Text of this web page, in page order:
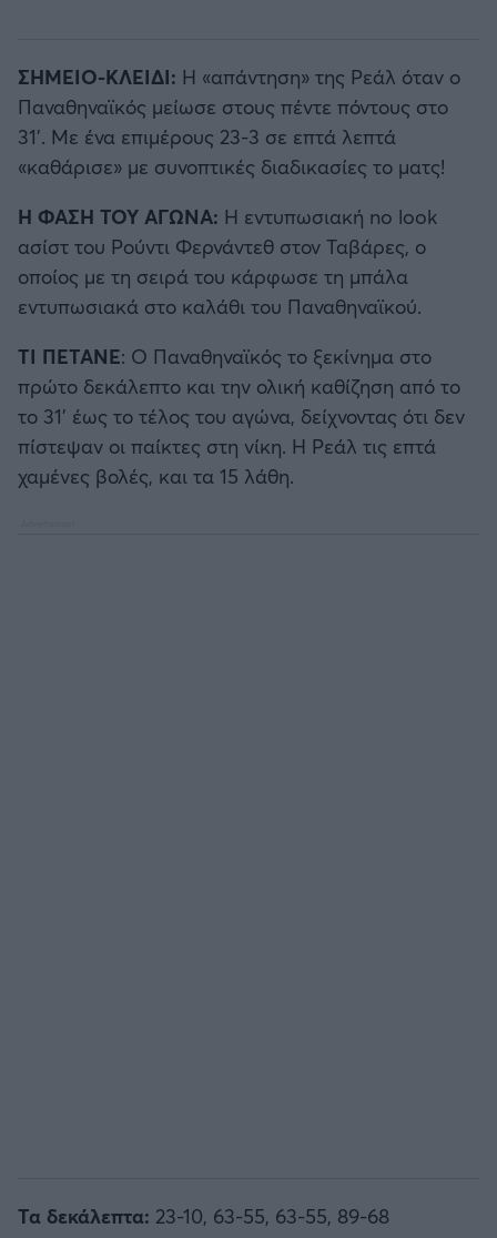
ΣΗΜΕΙΟ-ΚΛΕΙΔΙ: H «απάντηση» της Ρεάλ όταν ο
Παναθηναϊκός μείωσε στους πέντε πόντους στο
31'. Με ένα επιμέρους 23-3 σε επτά λεπτά
«καθάρισε» με συνοπτικές διαδικασίες το ματς!
Η ΦΑΣΗ ΤΟΥ ΑΓΩΝΑ: Η εντυπωσιακή no look
ασίστ του Ρούντι Φερνάντεθ στον Ταβάρες, ο
οποίος με τη σειρά του κάρφωσε τη μπάλα
εντυπωσιακά στο καλάθι του Παναθηναϊκού.
ΤΙ ΠΕΤΑΝΕ: Ο Παναθηναϊκός το ξεκίνημα στο
πρώτο δεκάλεπτο και την ολική καθίζηση από το
το 31' έως το τέλος του αγώνα, δείχνοντας ότι δεν
πίστεψαν οι παίκτες στη νίκη. Η Ρεάλ τις επτά
χαμένες βολές, και τα 15 λάθη.
Τα δεκάλεπτα: 23-10, 63-55, 63-55, 89-68